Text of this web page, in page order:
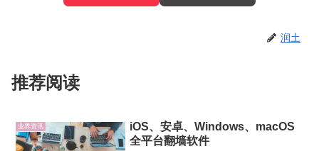
润土
推荐阅读
业界资讯
iOS、安卓、Windows、macOS
全平台翻墙软件